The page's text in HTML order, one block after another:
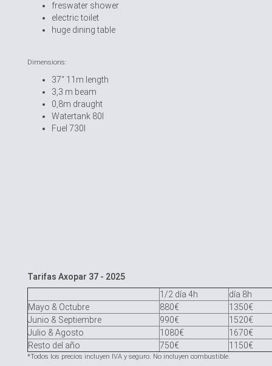
freswater shower
electric toilet
huge dining table
Dimensions:
37“ 11m length
3,3 m beam
0,8m draught
Watertank 80l
Fuel 730l
Tarifas Axopar 37 - 2025
1/2 día 4h
día 8h
Mayo & Octubre
880€
1350€
Junio & Septiembre
990€
1520€
Julio & Agosto
1080€
1670€
Resto del año
750€ 1150€
*Todos los precios incluyen IVA y seguro. No incluyen combustible.